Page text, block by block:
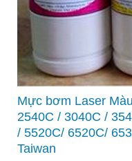
Mực bơm Laser
2540C / 3040C /
/ 5520C/ 6520C/
Taiwan